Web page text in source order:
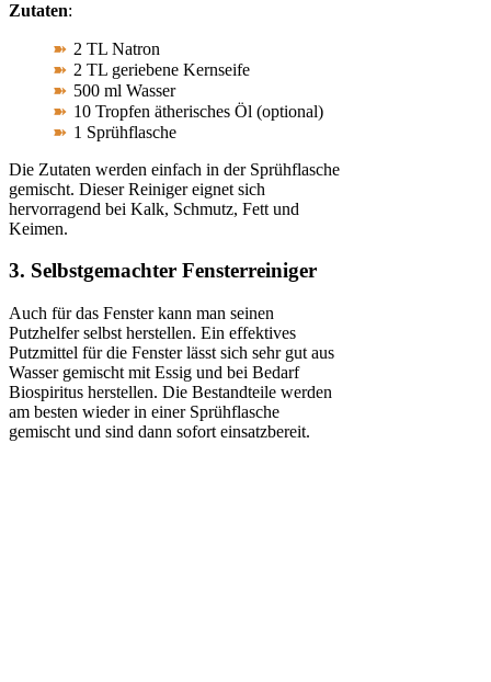
Zutaten:
2 TL Natron
2 TL geriebene Kernseife
500 ml Wasser
10 Tropfen ätherisches Öl (optional)
1 Sprühflasche
Die Zutaten werden einfach in der Sprühflasche
gemischt. Dieser Reiniger eignet sich
hervorragend bei Kalk, Schmutz, Fett und
Keimen.
3. Selbstgemachter Fensterreiniger
Auch für das Fenster kann man seinen
Putzhelfer selbst herstellen. Ein effektives
Putzmittel für die Fenster lässt sich sehr gut aus
Wasser gemischt mit Essig und bei Bedarf
Biospiritus herstellen. Die Bestandteile werden
am besten wieder in einer Sprühflasche
gemischt und sind dann sofort einsatzbereit.